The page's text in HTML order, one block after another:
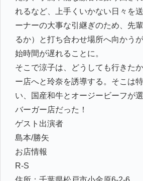
れるなど、上手くいかない日々を
ーナーの大事な引継ぎのため、先
るか）と打ち合わせ場所へ向かう
始時間が遅れることに。
そこで涼子は、どうしても行きた
ー店へと玲奈を誘導する。そこは
い、国産和牛とオージービーフが
バーガー店だった！
ゲスト出演者
島本/勝矢
お店情報
R-S